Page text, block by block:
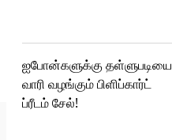
ஐபோன்களுக்கு தள்ளுபடியை
வாரி வழங்கும் பிளிப்கார்ட்
ப்ரீடம் சேல்!